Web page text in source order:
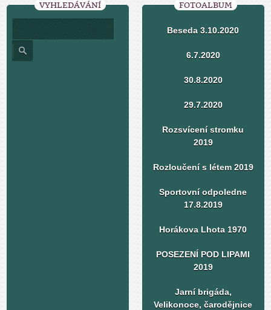
VYHLEDÁVÁNÍ FOTOALBUM
Beseda 3.10.2020
6.7.2020
30.8.2020
29.7.2020
Rozsvícení stromku
2019
Rozloučení s létem 2019
Sportovní odpoledne
17.8.2019
Horákova Lhota 1970
POSEZENÍ POD LIPAMI
2019
Jarní brigáda,
Velikonoce, čarodějnice